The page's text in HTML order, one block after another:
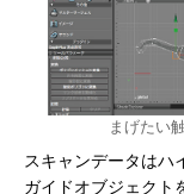
まげたい
スキャンデータはハ
ガイドオブジェクト